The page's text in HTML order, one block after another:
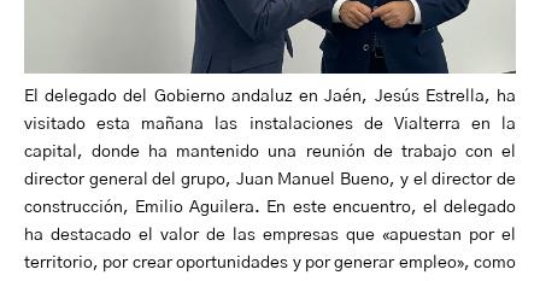
El delegado del Gobierno andaluz en Jaén, Jesús Estrella, ha
visitado esta mañana las instalaciones de Vialterra en la
capital, donde ha mantenido una reunión de trabajo con el
director general del grupo, Juan Manuel Bueno, y el director de
construcción, Emilio Aguilera. En este encuentro, el delegado
ha destacado el valor de las empresas que «apuestan por el
territorio, por crear oportunidades y por generar empleo», como